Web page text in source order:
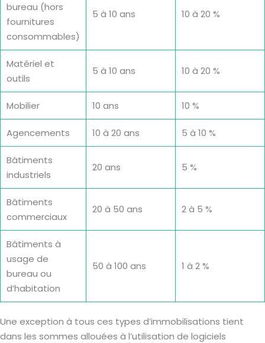
bureau (hors
fournitures
consommables)
5 à 10 ans 10 à 20 %
Matériel et
outils
5 à 10 ans 10 à 20 %
Mobilier 10 ans 10 %
Agencements 10 à 20 ans 5 à 10 %
Bâtiments
industriels
20 ans 5 %
Bâtiments
commerciaux
20 à 50 ans 2 à 5 %
Bâtiments à
usage de
bureau ou
d’habitation
50 à 100 ans 1 à 2 %
Une exception à tous ces types d’immobilisations tient
dans les sommes allouées à l’utilisation de logiciels